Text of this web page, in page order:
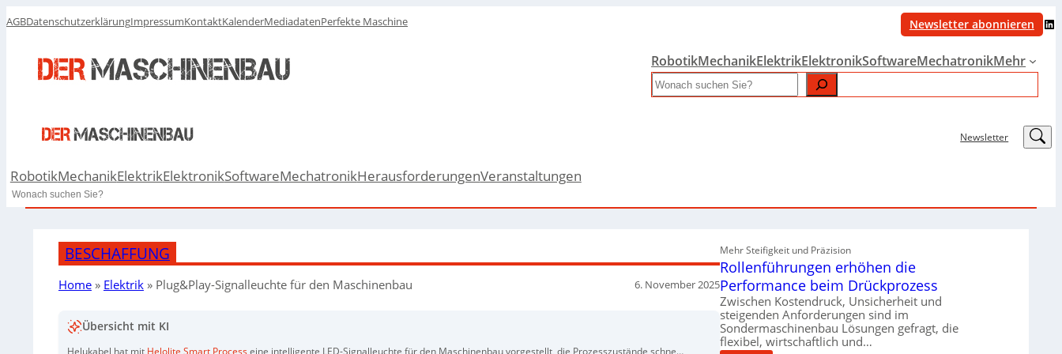
AGBDatenschutzerklärungImpressumKontaktKalenderMediadatenPerfekte Maschine Newsletter abonnieren LinkedIn
RobotikMechanikElektrikElektronikSoftwareMechatronikMehr
Search
Newsletter LinkedIn
RobotikMechanikElektrikElektronikSoftwareMechatronikHerausforderungenVeranstaltungen
Search
BESCHAFFUNG
Home» Elektrik» Plug&Play-Signalleuchte für den Maschinenbau 6. November 2025
Übersicht mit KI
Helukabel hat mit Helolite Smart Processeine intelligente LED-Signalleuchte für den Maschinenbau vorgestellt, die Prozesszustände schnell
Mehr Steifigkeit und Präzision
Rollenführungen erhöhen die
Performance beim Drückprozess
Zwischen Kostendruck, Unsicherheit und
steigenden Anforderungen sind im
Sondermaschinenbau Lösungen gefragt, die
flexibel, wirtschaftlich und…